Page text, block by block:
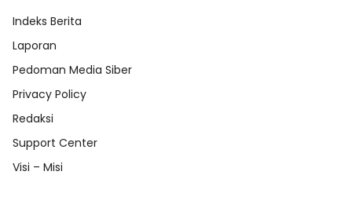
Indeks Berita
Laporan
Pedoman Media Siber
Privacy Policy
Redaksi
Support Center
Visi – Misi